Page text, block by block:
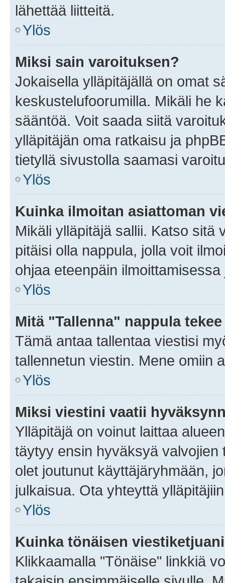
lähettää liitteitä.
Ylös
Miksi sain varoituksen?
Jokaisella ylläpitäjällä on omat
keskustelufoorumilla. Mikäli he
sääntöä. Voit saada siitä
ylläpitäjän oma ratkaisu ja
tietyllä sivustolla saamasi
Ylös
Kuinka ilmoitan asiattoman
Mikäli ylläpitäjä sallii. Katso sitä
pitäisi olla nappula, jolla voit
ohjaa eteenpäin
Ylös
Mitä "Tallenna" nappula
Tämä antaa tallentaa viestisi
tallennetun viestin. Mene omiin
Ylös
Miksi viestini vaatii
Ylläpitäjä on voinut laittaa
täytyy ensin hyväksyä
olet joutunut käyttäjäryhmään,
julkaisua. Ota yhteyttä
Ylös
Kuinka tönäisen
Klikkaamalla "Tönäise" linkkiä